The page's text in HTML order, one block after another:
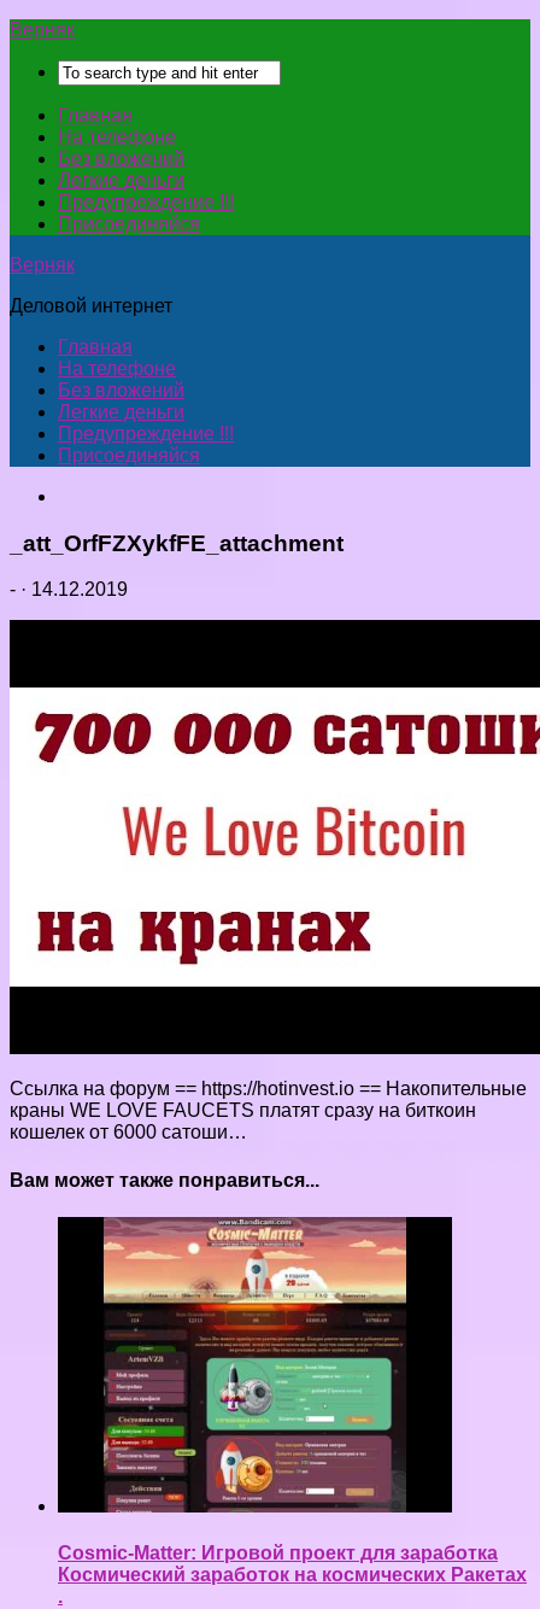
Верняк
Главная
На телефоне
Без вложений
Легкие деньги
Предупреждение !!!
Присоединяйся
Верняк
Деловой интернет
Главная
На телефоне
Без вложений
Легкие деньги
Предупреждение !!!
Присоединяйся
_att_OrfFZXykfFE_attachment
- · 14.12.2019
Ссылка на форум == https://hotinvest.io == Накопительные
краны WE LOVE FAUCETS платят сразу на биткоин
кошелек от 6000 сатоши…
Вам может также понравиться...
Cosmic-Matter: Игровой проект для заработка
Космический заработок на космических Ракетах
.